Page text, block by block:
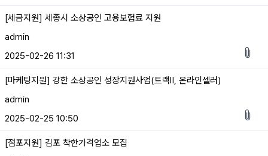
[세금지원] 세종시 소상공인 고용보험료 지원
admin
2025-02-26 11:31
[마케팅지원] 강한 소상공인 성장지원사업(트랙Ⅱ, 온라인셀러)
admin
2025-02-25 10:50
[점포지원] 김포 착한가격업소 모집